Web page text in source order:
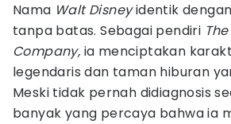
Nama Walt Disneyidentik
tanpa batas. Sebagai pendiri
Company, ia menciptakan
legendaris dan taman hiburan
Meski tidak pernah didiagnosis
banyak yang percaya bahwa ia